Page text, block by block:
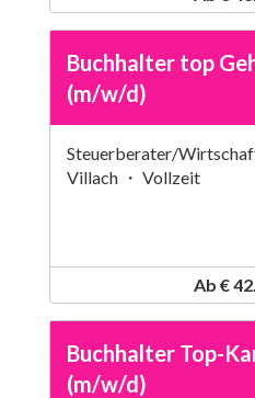
Buchhalter top
(m/w/d)
Steuerberater/
Villach ・ Vollzeit
Ab €
Buchhalter Top-
(m/w/d)